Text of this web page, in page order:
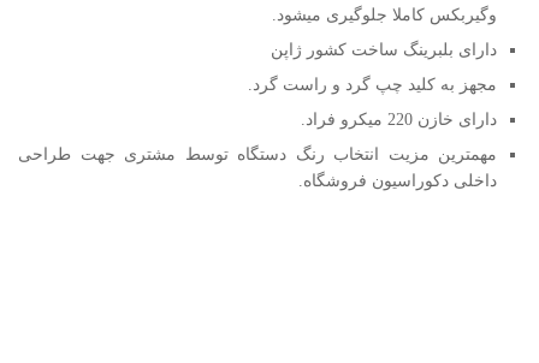
وگیربکس کاملا جلوگیری میشود.
دارای بلبرینگ ساخت کشور ژاپن
مجهز به کلید چپ گرد و راست گرد.
دارای خازن 220 میکرو فراد.
مهمترین مزیت انتخاب رنگ دستگاه توسط مشتری جهت طراحی
داخلی دکوراسیون فروشگاه.